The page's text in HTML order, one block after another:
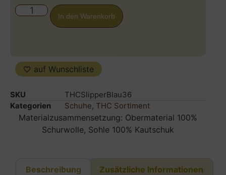
In den Warenkorb
auf Wunschliste
SKU
THCSlipperBlau36
Kategorien
Schuhe, THC Sortiment
Materialzusammensetzung: Obermaterial 100%
Schurwolle, Sohle 100% Kautschuk
Beschreibung Zusätzliche Informationen